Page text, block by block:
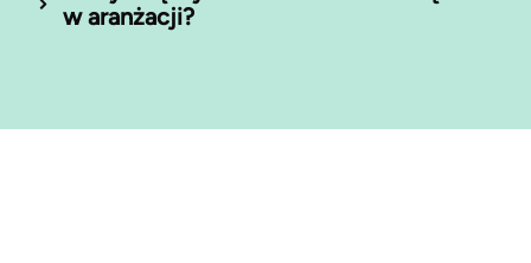
w aranżacji?